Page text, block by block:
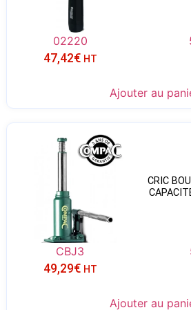
02220
47,42€ HT
Ajouter au
CRIC
CBJ3
49,29€ HT
Ajouter au